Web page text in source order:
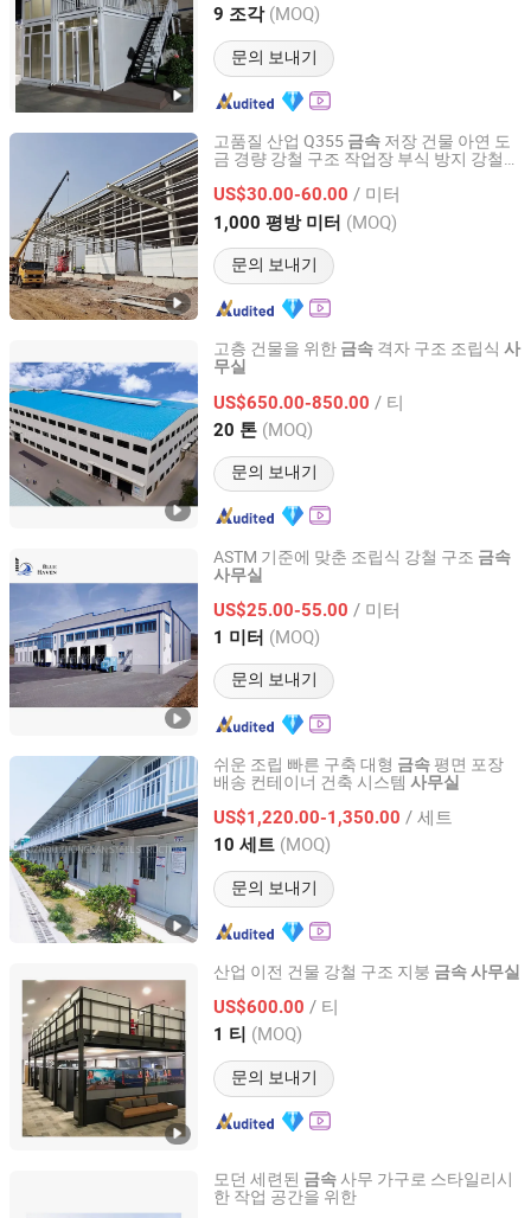
9 조각 (MOQ)
문의 보내기
Guangdong, China 이후 2015
고품질 산업 Q355 금속 저장 건물 아연 도
금 경량 강철 구조 작업장 부식 방지 강철
US$30.00-60.00 / 미터
1,000 평방 미터 (MOQ)
문의 보내기
Qingdao Chengchuan Construction Engineering Co., Ltd
Shandong, China 이후 2007
고층 건물을 위한 금속 격자 구조 조립식 사
무실
US$650.00-850.00 / 티
20 톤 (MOQ)
문의 보내기
Quanzhou Ridge Steel Structure Co., Ltd.
Fujian, China 이후 2017
ASTM 기준에 맞춘 조립식 강철 구조 금속
사무실
US$25.00-55.00 / 미터
1 미터 (MOQ)
문의 보내기
Quanzhou Bluehaven Construction Co., Ltd
Fujian, China 이후 2025
쉬운 조립 빠른 구축 대형 금속평면 포장
배송 컨테이너 건축 시스템 사무실
US$1,220.00-1,350.00 / 세트
10 세트 (MOQ)
문의 보내기
Suzhou Zhongnan Steel Structure Co., Ltd
Jiangsu, China 이후 2022
산업 이전 건물 강철 구조 지붕 금속사무실
US$600.00 / 티
1 티 (MOQ)
문의 보내기
China CT Steel structure Co.,Ltd
Shandong, China 이후 2024
모던 세련된 금속 사무 가구로 스타일리시
한 작업 공간을 위한
Qingdao Xinguangzheng Consform steel structure Co.,